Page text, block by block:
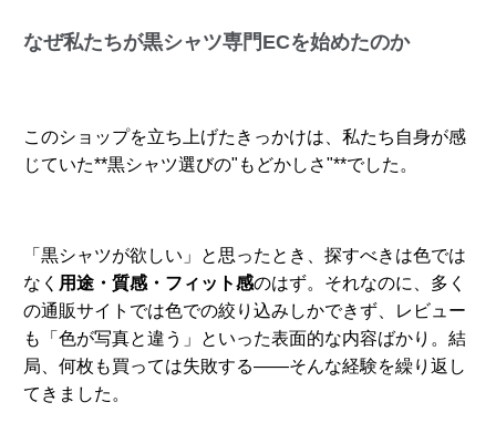
なぜ私たちが黒シャツ専門ECを始めたのか
このショップを立ち上げたきっかけは、私たち自身が感
じていた**黒シャツ選びの"もどかしさ"**でした。
「黒シャツが欲しい」と思ったとき、探すべきは色では
なく 用途・質感・フィット感のはず。それなのに、多く
の通販サイトでは色での絞り込みしかできず、レビュー
も「色が写真と違う」といった表面的な内容ばかり。結
局、何枚も買っては失敗する――そんな経験を繰り返し
てきました。